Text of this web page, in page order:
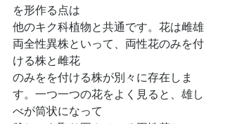
を形作る点は
他のキク科植物と共通です。花は雌雄
両全性異株といって、両性花のみを付
ける株と雌花
のみをを付ける株が別々に存在しま
す。一つ一つの花をよく見ると、雄し
べが筒状になって